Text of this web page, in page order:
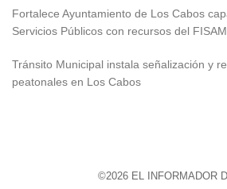
Fortalece Ayuntamiento de Los Cabos
Servicios Públicos con recursos del FISAM
Tránsito Municipal instala señalización y
peatonales en Los Cabos
©2026 EL INFORMADOR